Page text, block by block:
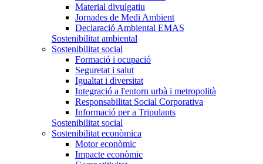
Material divulgatiu
Jornades de Medi Ambient
Declaració Ambiental EMAS
Sostenibilitat ambiental
Sostenibilitat social
Formació i ocupació
Seguretat i salut
Igualtat i diversitat
Integració a l'entorn urbà i metropolità
Responsabilitat Social Corporativa
Informació per a Tripulants
Sostenibilitat social
Sostenibilitat econòmica
Motor econòmic
Impacte econòmic